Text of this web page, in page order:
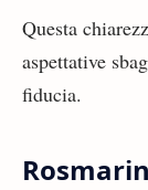
Questa
aspettative
fiducia.